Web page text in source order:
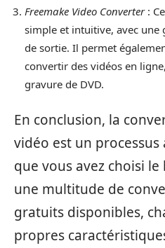
Freemake Video Converter:
simple et intuitive, avec une
de sortie. Il permet
convertir des vidéos en
gravure de DVD.
En conclusion, la
vidéo est un
que vous avez choisi
une multitude de
gratuits disponibles,
propres